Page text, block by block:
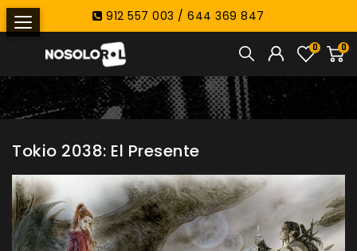
912 557 003 / 644 369 847
0
0
Tokio 2038: El Presente